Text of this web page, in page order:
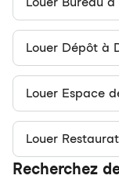
Louer Dépôt à
Louer Espace
Louer
Recherchez